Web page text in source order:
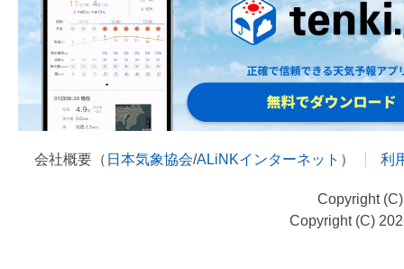
会社概要（ 日本気象協会/ALiNKインターネット ） 利
Copyright
Copyright (C)